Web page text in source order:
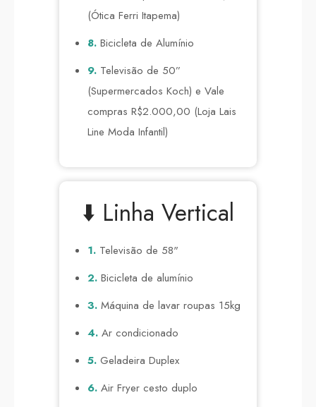
(Ótica Ferri Itapema)
8. Bicicleta de Alumínio
9. Televisão de 50”
(Supermercados Koch) e Vale
compras R$2.000,00 (Loja Lais
Line Moda Infantil)
⬇️ Linha Vertical
1. Televisão de 58"
2. Bicicleta de alumínio
3. Máquina de lavar roupas 15kg
4. Ar condicionado
5. Geladeira Duplex
6. Air Fryer cesto duplo